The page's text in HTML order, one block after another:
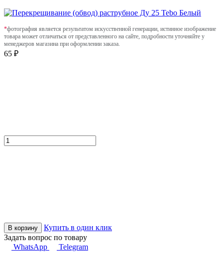
*фотография является результатом искусственной генерации, истинное изображение
товара может отличаться от представленного на сайте, подробности уточняйте у
менеджеров магазина при оформлении заказа.
65 ₽
В корзину
Купить в один клик
Задать вопрос по товару
WhatsApp
Telegram